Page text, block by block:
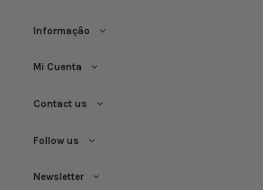
Informaçâo
Mi Cuenta
Contact us
Follow us
Newsletter